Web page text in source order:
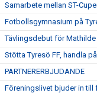
Samarbete mellan ST-
Fotbollsgymnasium på
Tävlingsdebut för
Stötta Tyresö FF, handla
PARTNERERBJUDANDE
Föreningslivet bjuder in